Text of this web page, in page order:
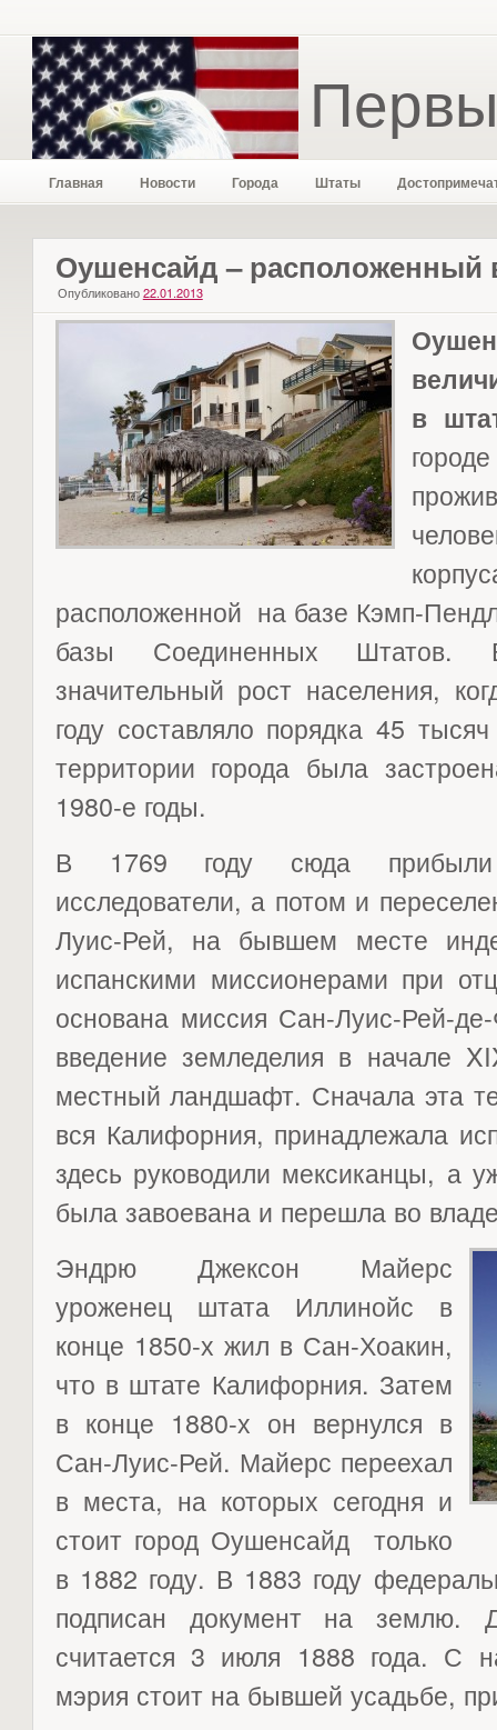
Главная Новости Города Штаты
Оушенсайд – расположенный
Опубликовано 22.01.2013
в
расположенной на базе Кэмп-
базы Соединенных Штатов.
значительный рост населения,
году составляло порядка 45
территории города была
1980-е годы.
В 1769 году сюда прибыли
исследователи, а потом и
Луис-Рей, на бывшем месте
испанскими миссионерами при
основана миссия Сан-Луис-Рей-
введение земледелия в начале
местный ландшафт. Сначала эта
вся Калифорния, принадлежала
здесь руководили мексиканцы, а
была завоевана и перешла во
Эндрю Джексон Майерс
уроженец штата Иллинойс в
конце 1850-х жил в Сан-Хоакин,
что в штате Калифорния. Затем
в конце 1880-х он вернулся в
Сан-Луис-Рей. Майерс переехал
в места, на которых сегодня и
стоит город Оушенсайд только
в 1882 году. В 1883 году
подписан документ на землю.
считается 3 июля 1888 года. С
мэрия стоит на бывшей усадьбе,